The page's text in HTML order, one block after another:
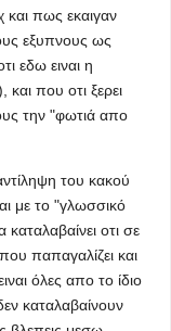
πως εκαιγαν
εξυπνους ως
εδω ειναι η
και που οτι ξερει
την "φωτιά απο
του κακού
με το "γλωσσικό
οτι σε
παπαγαλίζει και
όλες απο το ίδιο
καταλαβαίνουν